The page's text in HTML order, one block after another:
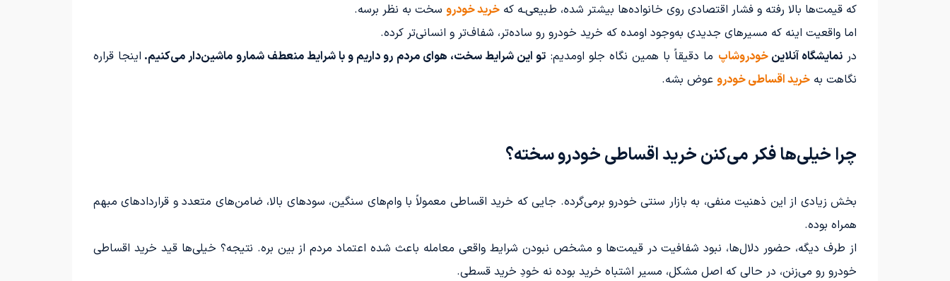
که قیمت‌ها بالا رفته و فشار اقتصادی روی خانواده‌ها بیشتر شده، طبیعی‌ـه که خرید خودرو سخت به نظر برسه.
اما واقعیت اینه که مسیرهای جدیدی به‌وجود اومده که خرید خودرو رو ساده‌تر، شفاف‌تر و انسانی‌تر کرده.
درنمایشگاه آنلاینخودروشاپ ما دقیقاً با همین نگاه جلو اومدیم: تو این شرایط سخت، هوای مردم رو داریم و با شرایط منعطف شمارو ماشین‌دار می‌کنیم. اینجا قراره
نگاهت به خرید اقساطی خودرو عوض بشه.
چرا خیلی‌ها فکر می‌کنن خرید اقساطی خودرو سخته؟
بخش زیادی از این ذهنیت منفی، به بازار سنتی خودرو برمی‌گرده. جایی که خرید اقساطی معمولاً با وام‌های سنگین، سودهای بالا، ضامن‌های متعدد و قراردادهای مبهم
همراه بوده.
از طرف دیگه، حضور دلال‌ها، نبود شفافیت در قیمت‌ها و مشخص نبودن شرایط واقعی معامله باعث شده اعتماد مردم از بین بره. نتیجه؟ خیلی‌ها قید خرید اقساطی
خودرو رو می‌زنن، در حالی که اصل مشکل، مسیر اشتباه خرید بوده نه خودِ خرید قسطی.